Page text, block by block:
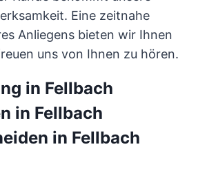
Eine zeitnahe
Anliegens bieten wir Ihnen
uns von Ihnen zu hören.
in Fellbach
in Fellbach
in Fellbach